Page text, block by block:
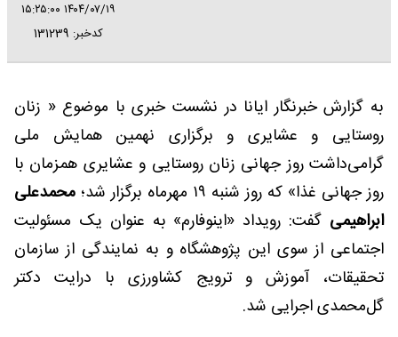
۱۴۰۴/۰۷/۱۹ ۱۵:۲۵:۰۰
کدخبر: 131239
به گزارش خبرنگار ایانا در نشست خبری با موضوع « زنان
روستایی و عشایری و برگزاری نهمین همایش ملی
گرامی‌داشت روز جهانی زنان روستایی و عشایری همزمان با
روز جهانی غذا» که روز شنبه ۱۹ مهرماه برگزار شد؛
محمدعلی
ابراهیمی گفت: رویداد «اینوفارم» به عنوان یک مسئولیت
اجتماعی از سوی این پژوهشگاه و به نمایندگی از سازمان
تحقیقات، آموزش و ترویج کشاورزی با درایت دکتر
گل‌محمدی اجرایی شد.